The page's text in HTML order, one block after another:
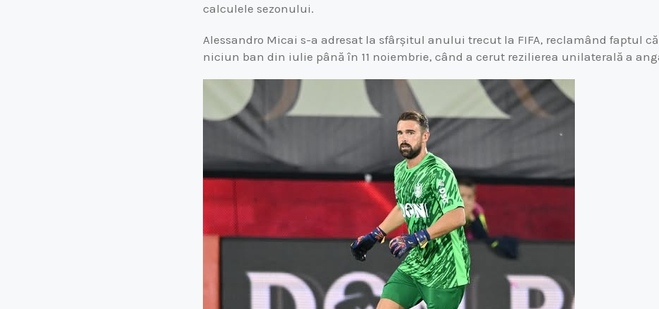
calculele sezonului.
Alessandro Micai s-a adresat la sfârșitul anului trecut la FIFA, reclamând faptul
niciun ban din iulie până în 11 noiembrie, când a cerut rezilierea unilaterală a